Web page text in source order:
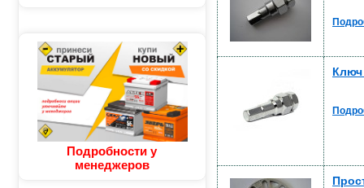
Подробности у
менеджеров
Ключ